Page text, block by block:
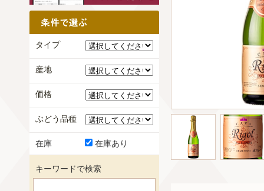
タイプ
産地
価格
ぶどう品種
在庫 在庫あり
キーワードで検索